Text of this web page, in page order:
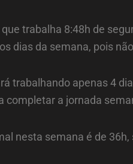
trabalha 8:48h de
dias da semana, pois
trabalhando apenas 4
completar a jornada
nesta semana é de